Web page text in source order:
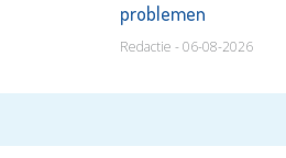
problemen
Redactie - 06-08-2026